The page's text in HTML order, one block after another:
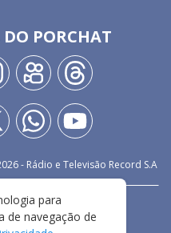
PORCHAT
- Rádio e Televisão Record S.A
PRIVACIDADE
DE USO
para
de navegação de